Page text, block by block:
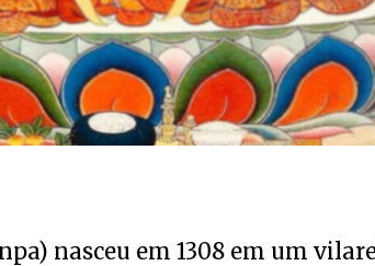
nasceu em 1308 em um